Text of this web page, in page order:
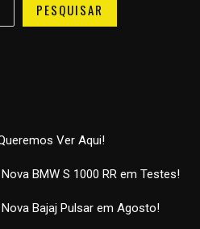
PESQUISAR
Ver Aqui!
BMW S 1000 RR em Testes!
Bajaj Pulsar em Agosto!